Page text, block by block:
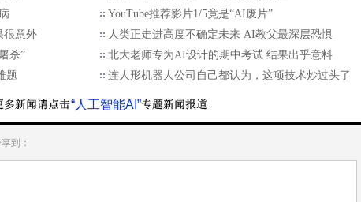
YouTube推荐影片1/5竟是“AI废片”
很意外
人类正走进高度不确定未来 AI教父最深层恐惧
杀”
北大老师专为AI设计的期中考试 结果出乎意料
题
连人形机器人公司自己都认为，这项技术炒过头了
“人工智能AI”
到：